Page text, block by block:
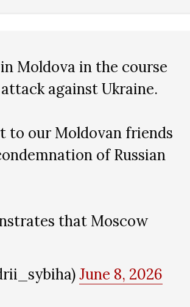
Moldova in the course
against Ukraine.
to our Moldovan friends
of Russian
that Moscow
June 8, 2026